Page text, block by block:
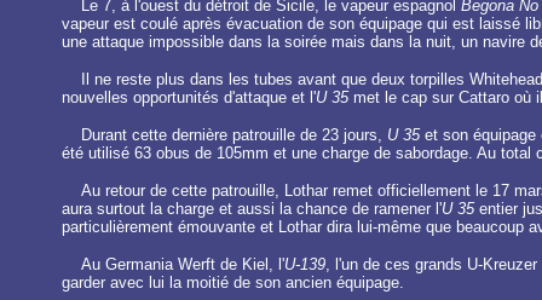
Le 7, à l'ouest du détroit de Sicile, le vapeur espagnol Begona No
vapeur est coulé après évacuation de son équipage qui est laissé
une attaque impossible dans la soirée mais dans la nuit, un navire
Il ne reste plus dans les tubes avant que deux torpilles
nouvelles opportunités d'attaque et l'U 35met le cap sur Cattaro où
Durant cette dernière patrouille de 23 jours, U 35et son équipage
été utilisé 63 obus de 105mm et une charge de sabordage. Au
Au retour de cette patrouille, Lothar remet officiellement le 17
aura surtout la charge et aussi la chance de ramener l'U 35entier
particulièrement émouvante et Lothar dira lui-même que beaucoup
Au Germania Werft de Kiel, l'U-139, l'un de ces grands U-
garder avec lui la moitié de son ancien équipage.